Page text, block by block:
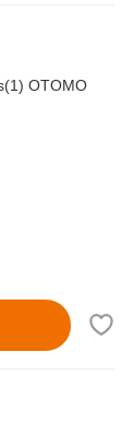
OTOMO